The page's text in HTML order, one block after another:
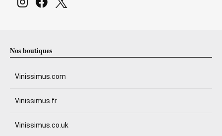
Nos boutiques
Vinissimus.com
Vinissimus.fr
Vinissimus.co.uk